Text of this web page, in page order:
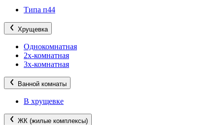
Типа п44
Хрущевка
Однокомнатная
2х-комнатная
3х-комнатная
Ванной комнаты
В хрущевке
ЖК (жилые комплексы)